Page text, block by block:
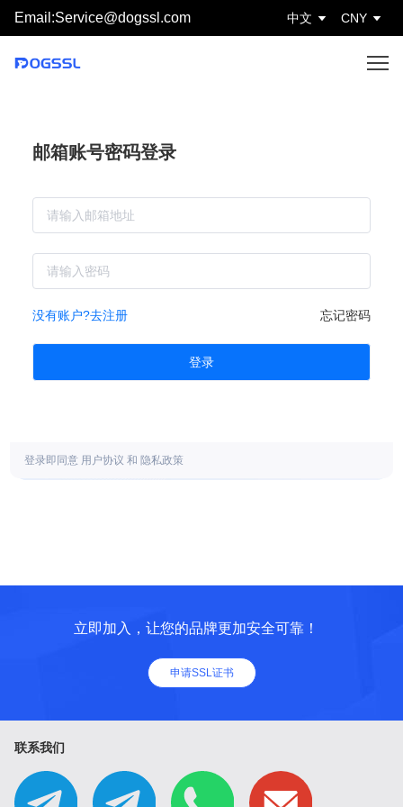
Email:Service@dogssl.com 中文 CNY
邮箱账号密码登录
没有账户?去注册 忘记密码
登录
登录即同意 用户协议和 隐私政策
立即加入，让您的品牌更加安全可靠！
申请SSL证书
联系我们